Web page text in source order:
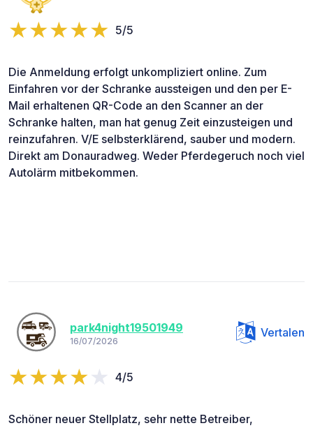
5/5
Die Anmeldung erfolgt unkompliziert online. Zum
Einfahren vor der Schranke aussteigen und den per E-
Mail erhaltenen QR-Code an den Scanner an der
Schranke halten, man hat genug Zeit einzusteigen und
reinzufahren. V/E selbsterklärend, sauber und modern.
Direkt am Donauradweg. Weder Pferdegeruch noch viel
Autolärm mitbekommen.
park4night19501949
16/07/2026
Vertalen
4/5
Schöner neuer Stellplatz, sehr nette Betreiber,